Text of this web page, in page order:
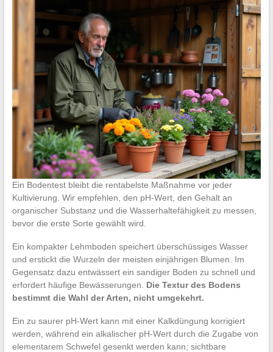
Ein Bodentest bleibt die rentabelste Maßnahme vor jeder
Kultivierung. Wir empfehlen, den pH-Wert, den Gehalt an
organischer Substanz und die Wasserhaltefähigkeit zu messen,
bevor die erste Sorte gewählt wird.
Ein kompakter Lehmboden speichert überschüssiges Wasser
und erstickt die Wurzeln der meisten einjährigen Blumen. Im
Gegensatz dazu entwässert ein sandiger Boden zu schnell und
erfordert häufige Bewässerungen. Die Textur des Bodens
bestimmt die Wahl der Arten, nicht umgekehrt.
Ein zu saurer pH-Wert kann mit einer Kalkdüngung korrigiert
werden, während ein alkalischer pH-Wert durch die Zugabe von
elementarem Schwefel gesenkt werden kann; sichtbare